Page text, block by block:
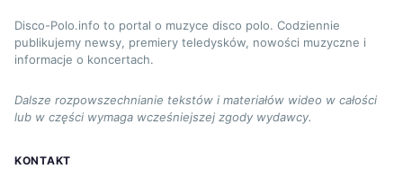
Disco-Polo.info to portal o muzyce disco polo. Codziennie
publikujemy newsy, premiery teledysków, nowości muzyczne i
informacje o koncertach.
Dalsze rozpowszechnianie tekstów i materiałów wideo w całości
lub w części wymaga wcześniejszej zgody wydawcy.
KONTAKT